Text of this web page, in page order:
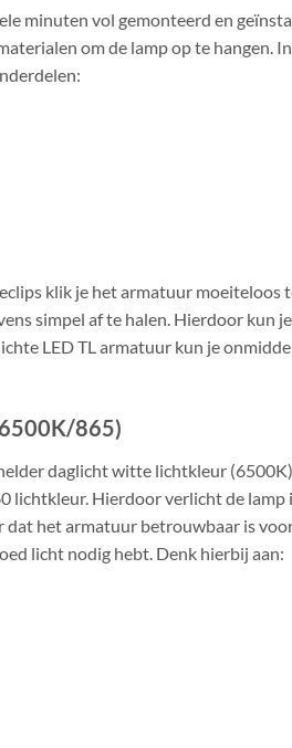
minuten vol gemonteerd en
om de lamp op te hangen.
klik je het armatuur moeiteloos
simpel af te halen. Hierdoor kun
LED TL armatuur kun je
865)
daglicht witte lichtkleur
lichtkleur. Hierdoor verlicht de lamp
het armatuur betrouwbaar is
licht nodig hebt. Denk hierbij aan: